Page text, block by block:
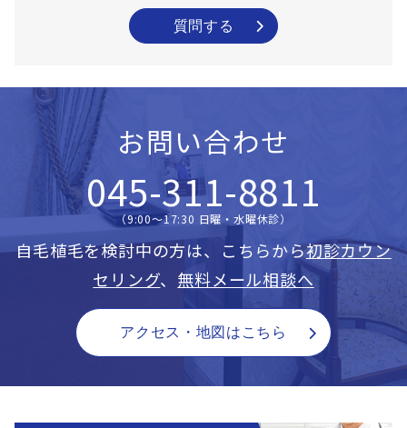
質問する
お問い合わせ
045-311-8811
（9:00〜17:30 日曜・水曜休診）
自毛植毛を検討中の方は、こちらから初診カウン
セリング、 無料メール相談へ
アクセス・地図はこちら